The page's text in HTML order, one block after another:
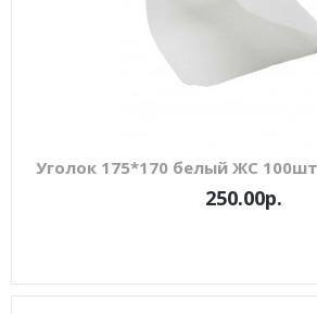
Уголок 175*170 белый ЖС
250.00р.